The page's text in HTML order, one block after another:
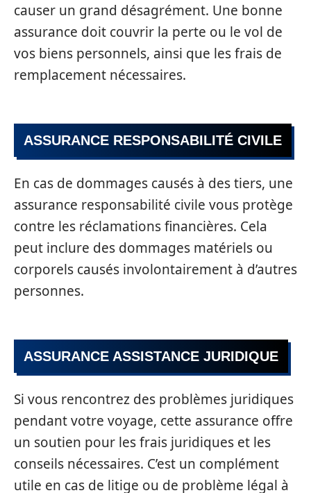
causer un grand désagrément. Une bonne
assurance doit couvrir la perte ou le vol de
vos biens personnels, ainsi que les frais de
remplacement nécessaires.
ASSURANCE RESPONSABILITÉ CIVILE
En cas de dommages causés à des tiers, une
assurance responsabilité civile vous protège
contre les réclamations financières. Cela
peut inclure des dommages matériels ou
corporels causés involontairement à d’autres
personnes.
ASSURANCE ASSISTANCE JURIDIQUE
Si vous rencontrez des problèmes juridiques
pendant votre voyage, cette assurance offre
un soutien pour les frais juridiques et les
conseils nécessaires. C’est un complément
utile en cas de litige ou de problème légal à